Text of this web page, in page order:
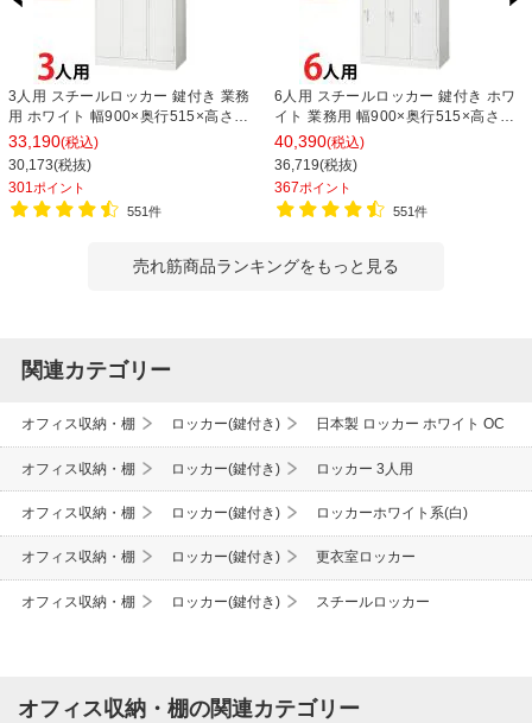
3人用 スチールロッカー 鍵付き 業務
用 ホワイト 幅900×奥行515×高さ
1790mm【国産】【完成品】 オフィ
スロッカー 下駄箱 シューズロッカー
更衣ロッカー
33,190(税込)
30,173(税抜)
301ポイント
551件
6人用 スチールロッカー 鍵付き ホワ
イト 業務用 幅900×奥行515×高さ
1790mm【国産】【完成品】 オフィ
スロッカー 下駄箱 シューズロッカー
更衣ロッカー 収納 3列2段
40,390(税込)
36,719(税抜)
367ポイント
551件
売れ筋商品ランキングをもっと見る
関連カテゴリー
オフィス収納・棚 ロッカー(鍵付き) 日本製 ロッカー ホワイト OC
オフィス収納・棚 ロッカー(鍵付き) ロッカー 3人用
オフィス収納・棚 ロッカー(鍵付き) ロッカーホワイト系(白)
オフィス収納・棚 ロッカー(鍵付き) 更衣室ロッカー
オフィス収納・棚 ロッカー(鍵付き) スチールロッカー
オフィス収納・棚の関連カテゴリー